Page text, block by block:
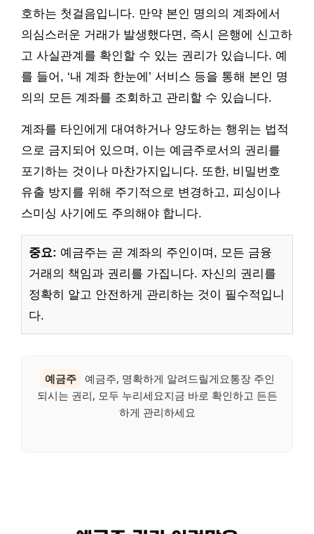
호하는 첫걸음입니다. 만약 본인 명의의 계좌에서
의심스러운 거래가 발생했다면, 즉시 은행에 신고하
고 사실관계를 확인할 수 있는 권리가 있습니다. 예
를 들어, ‘내 계좌 한눈에’ 서비스 등을 통해 본인 명
의의 모든 계좌를 조회하고 관리할 수 있습니다.
계좌를 타인에게 대여하거나 양도하는 행위는 법적
으로 금지되어 있으며, 이는 예금주로서의 권리를
포기하는 것이나 마찬가지입니다. 또한, 비밀번호
유출 방지를 위해 주기적으로 변경하고, 피싱이나
스미싱 사기에도 주의해야 합니다.
중요: 예금주는 곧 계좌의 주인이며, 모든 금융
거래의 책임과 권리를 가집니다. 자신의 권리를
정확히 알고 안전하게 관리하는 것이 필수적입니
다.
예금주
예금주, 명확하게 알려드릴게요통장 주인
되시는 권리, 모두 누리세요지금 바로 확인하고 든든
하게 관리하세요